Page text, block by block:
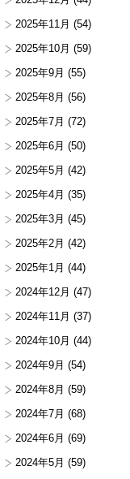
2025年11月 (54)
2025年10月 (59)
2025年9月 (55)
2025年8月 (56)
2025年7月 (72)
2025年6月 (50)
2025年5月 (42)
2025年4月 (35)
2025年3月 (45)
2025年2月 (42)
2025年1月 (44)
2024年12月 (47)
2024年11月 (37)
2024年10月 (44)
2024年9月 (54)
2024年8月 (59)
2024年7月 (68)
2024年6月 (69)
2024年5月 (59)